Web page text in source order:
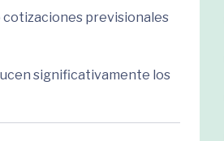
previsionales
significativamente los